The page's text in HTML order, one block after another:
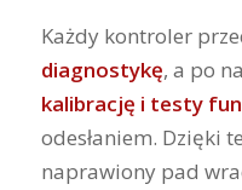
Każdy kontroler
diagnostykę, a po
kalibrację i testy
odesłaniem. Dzięki
naprawiony pad